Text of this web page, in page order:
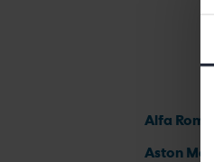
Alfa
Aston